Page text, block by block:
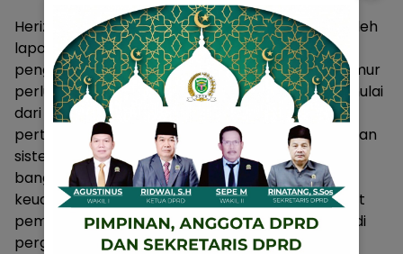
Herizal juga menuturkan bahwa untuk memperoleh
laporan keuangan dengan opini wajar tanpa
pengecualian (WTP) maka Pemkab Lampung Timur
perlu upaya perbaikan pengelolaan keuangan mulai
dari penganggaran, penatausahaan dan
pertanggung jawaban, terutama berkaitan dengan
sistem pengendalian intern.bukan hanya untuk
bangga dengan predikat WTP saja, sementara
keuangan daerah lagi banyak masalah serta aset
pemerintah kabupaten Lampung Timur banyak di
pergunakan tidak sesuai dengan regulasi.